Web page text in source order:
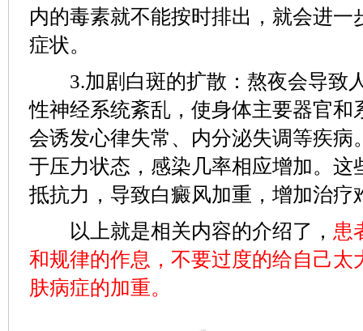
内的毒素就不能按时排出，就会进一
症状。
3.加剧白斑的扩散：熬夜会导致
性神经系统紊乱，使身体主要器官和
会诱发心律失常、内分泌失调等疾病
于压力状态，感染几率相应增加。这
抵抗力，导致白癜风加重，增加治疗
以上就是相关内容的介绍了， 患
和规律的作息，不要过度的给自己太
肤病症的加重。